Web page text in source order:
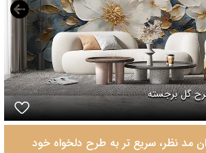
گل برجسته
مد نظر، سریع تر به طرح دلخواه خود